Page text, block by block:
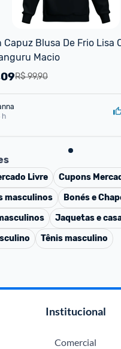
Capuz Blusa De Frio Lisa
Macio
R$ 99,90
h
Livre Cupons
masculinos
Bonés e
Jaquetas e
Tênis masculino
Institucional
Comercial